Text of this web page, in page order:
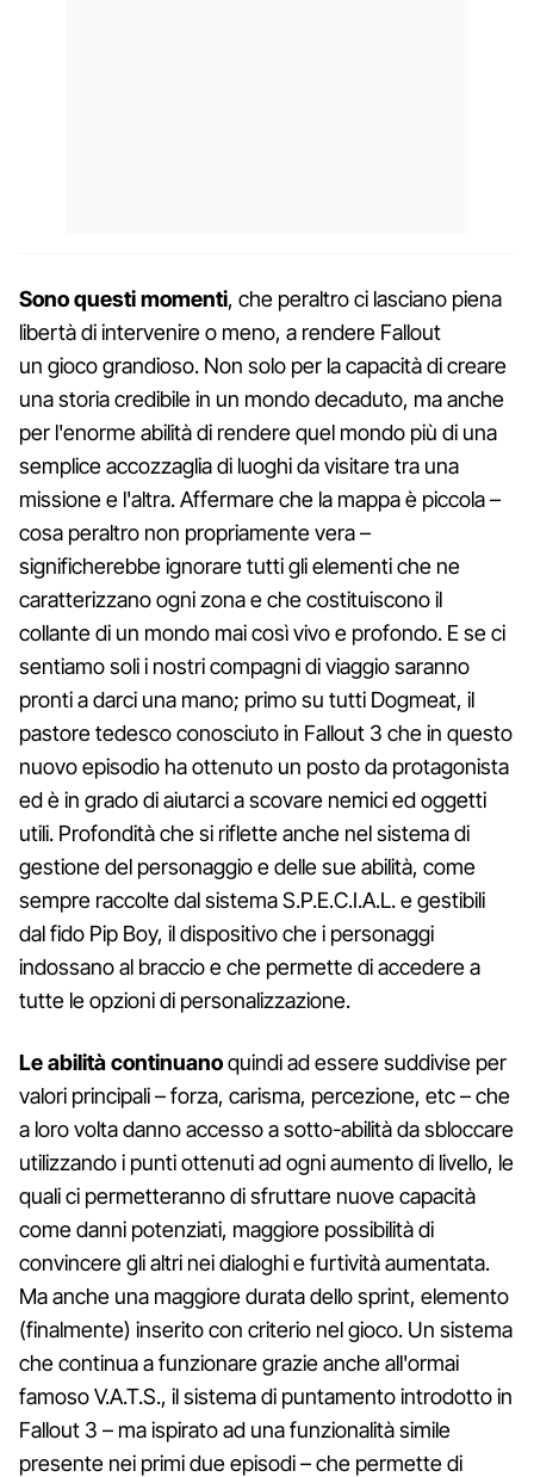
Sono questi momenti, che peraltro ci lasciano piena
libertà di intervenire o meno, a rendere Fallout
un gioco grandioso. Non solo per la capacità di creare
una storia credibile in un mondo decaduto, ma anche
per l'enorme abilità di rendere quel mondo più di una
semplice accozzaglia di luoghi da visitare tra una
missione e l'altra. Affermare che la mappa è piccola –
cosa peraltro non propriamente vera –
significherebbe ignorare tutti gli elementi che ne
caratterizzano ogni zona e che costituiscono il
collante di un mondo mai così vivo e profondo. E se ci
sentiamo soli i nostri compagni di viaggio saranno
pronti a darci una mano; primo su tutti Dogmeat, il
pastore tedesco conosciuto in Fallout 3 che in questo
nuovo episodio ha ottenuto un posto da protagonista
ed è in grado di aiutarci a scovare nemici ed oggetti
utili. Profondità che si riflette anche nel sistema di
gestione del personaggio e delle sue abilità, come
sempre raccolte dal sistema S.P.E.C.I.A.L. e gestibili
dal fido Pip Boy, il dispositivo che i personaggi
indossano al braccio e che permette di accedere a
tutte le opzioni di personalizzazione.
Le abilità continuanoquindi ad essere suddivise per
valori principali – forza, carisma, percezione, etc – che
a loro volta danno accesso a sotto-abilità da sbloccare
utilizzando i punti ottenuti ad ogni aumento di livello, le
quali ci permetteranno di sfruttare nuove capacità
come danni potenziati, maggiore possibilità di
convincere gli altri nei dialoghi e furtività aumentata.
Ma anche una maggiore durata dello sprint, elemento
(finalmente) inserito con criterio nel gioco. Un sistema
che continua a funzionare grazie anche all'ormai
famoso V.A.T.S., il sistema di puntamento introdotto in
Fallout 3 – ma ispirato ad una funzionalità simile
presente nei primi due episodi – che permette di